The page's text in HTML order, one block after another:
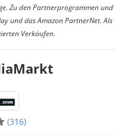
Zu den Partnerprogrammen und
und das Amazon PartnerNet. Als
Verkäufen.
(316)